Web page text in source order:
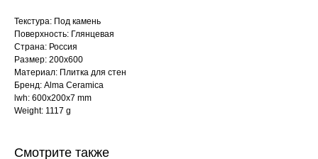
Текстура: Под камень
Поверхность: Глянцевая
Страна: Россия
Размер: 200x600
Материал: Плитка для стен
Бренд: Alma Ceramica
lwh: 600x200x7 mm
Weight: 1117 g
Смотрите также